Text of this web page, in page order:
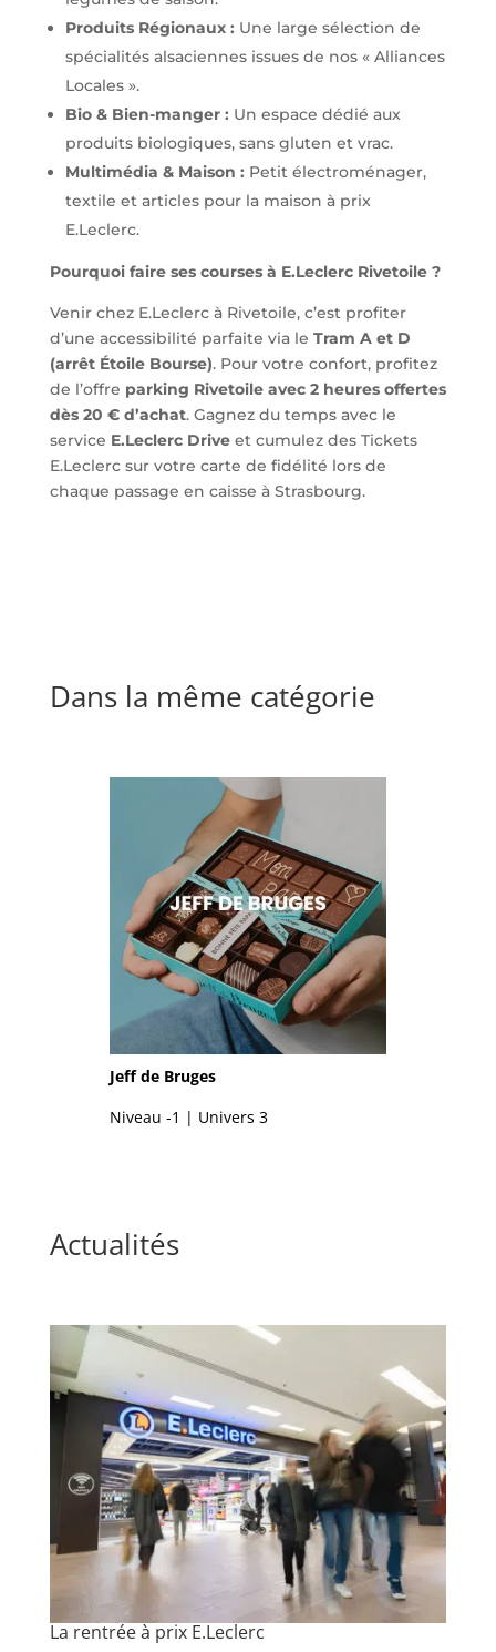
Produits Régionaux : Une large sélection de
spécialités alsaciennes issues de nos « Alliances
Locales ».
Bio & Bien-manger : Un espace dédié aux
produits biologiques, sans gluten et vrac.
Multimédia & Maison : Petit électroménager,
textile et articles pour la maison à prix
E.Leclerc.
Pourquoi faire ses courses à E.Leclerc Rivetoile ?
Venir chez E.Leclerc à Rivetoile, c’est profiter
d’une accessibilité parfaite via le Tram A et D
(arrêt Étoile Bourse). Pour votre confort, profitez
de l’offre parking Rivetoile avec 2 heures offertes
dès 20 € d’achat. Gagnez du temps avec le
service E.Leclerc Driveet cumulez des Tickets
E.Leclerc sur votre carte de fidélité lors de
chaque passage en caisse à Strasbourg.
Dans la même catégorie
Jeff de Bruges
Niveau -1 | Univers 3
Actualités
La rentrée à prix E.Leclerc